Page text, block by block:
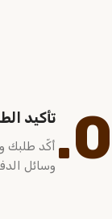
تأكيد
أكّد طلبك
وسائل